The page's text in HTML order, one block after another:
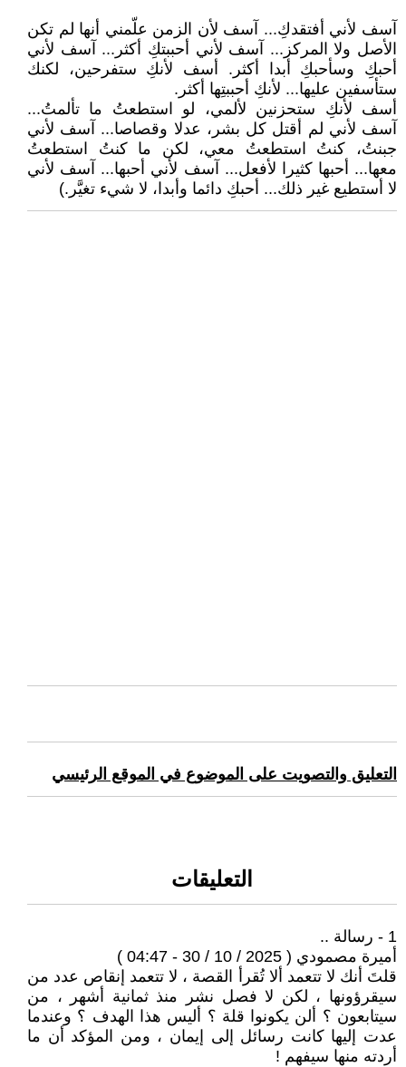
آسف لأني أفتقدكِ... آسف لأن الزمن علّمني أنها لم تكن
الأصل ولا المركز... آسف لأني أحببتكِ أكثر... آسف لأني
أحبكِ وسأحبكِ أبدا أكثر. أسف لأنكِ ستفرحين، لكنك
ستأسفين عليها... لأنكِ أحببتِها أكثر.
أسف لأنكِ ستحزنين لألمي، لو استطعتُ ما تألمتُ...
آسف لأني لم أقتل كل بشر، عدلا وقصاصا... آسف لأني
جبنتُ، كنتُ استطعتُ معي، لكن ما كنتُ استطعتُ
معها... أحبها كثيرا لأفعل... آسف لأني أحبها... آسف لأني
لا أستطيع غير ذلك... أحبكِ دائما وأبدا، لا شيء تغيَّر.)
التعليق والتصويت على الموضوع في الموقع الرئيسي
التعليقات
1 - رسالة ..
أميرة مصمودي ( 2025 / 10 / 30 - 04:47 )
قلتَ أنك لا تتعمد ألا تُقرأ القصة ، لا تتعمد إنقاص عدد من
سيقرؤونها ، لكن لا فصل نشر منذ ثمانية أشهر ، من
سيتابعون ؟ ألن يكونوا قلة ؟ أليس هذا الهدف ؟ وعندما
عدت إليها كانت رسائل إلى إيمان ، ومن المؤكد أن ما
أردته منها سيفهم !